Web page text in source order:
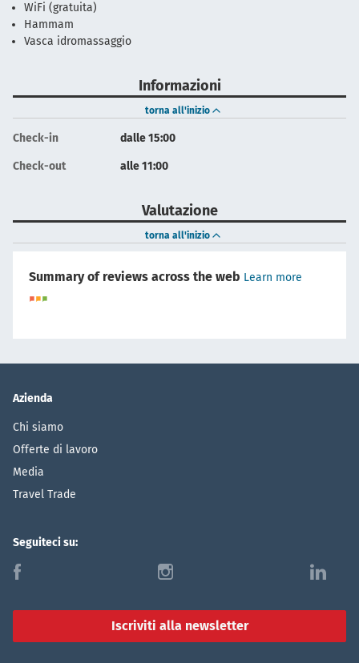
WiFi (gratuita)
Hammam
Vasca idromassaggio
Informazioni
torna all'inizio
Check-in dalle 15:00
Check-out alle 11:00
Valutazione
torna all'inizio
Summary of reviews across the web Learn more
Azienda
Chi siamo
Offerte di lavoro
Media
Travel Trade
Seguiteci su:
f i l
Iscriviti alla newsletter